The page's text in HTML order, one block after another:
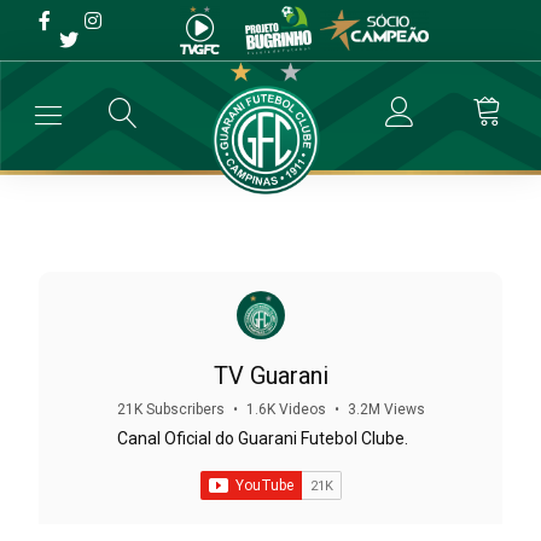
TV Guarani
21K Subscribers • 1.6K Videos • 3.2M Views
Canal Oficial do Guarani Futebol Clube.